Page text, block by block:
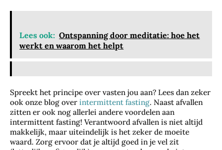
Lees ook: Ontspanning door meditatie: hoe het
werkt en waarom het helpt
Spreekt het principe over vasten jou aan? Lees dan zeker
ook onze blog over intermittent fasting. Naast afvallen
zitten er ook nog allerlei andere voordelen aan
intermittent fasting! Verantwoord afvallen is niet altijd
makkelijk, maar uiteindelijk is het zeker de moeite
waard. Zorg ervoor dat je altijd goed in je vel zit